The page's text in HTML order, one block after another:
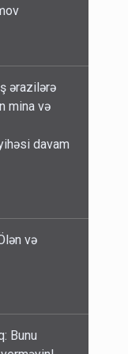
ərazilərə
mina və
davam
və
Bunu